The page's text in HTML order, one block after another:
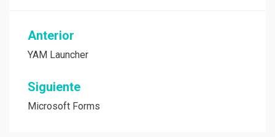
Navegación
de
entradas
Anterior
YAM Launcher
Siguiente
Microsoft Forms